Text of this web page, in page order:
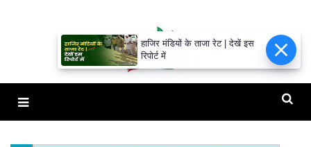
हाजिर मंडियों के ताजा रेट | देखें इस
रिपोर्ट में